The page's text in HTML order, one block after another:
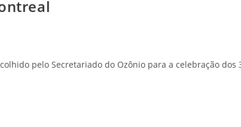
pelo Secretariado do Ozônio para a celebração dos